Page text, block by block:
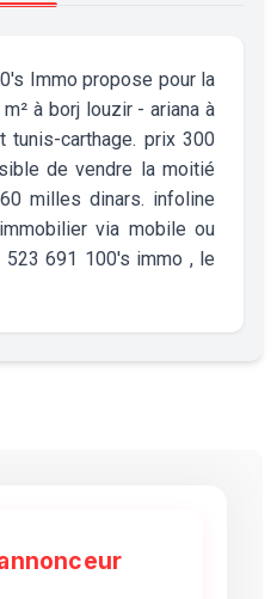
Immo propose pour la
à borj louzir - ariana à
tunis-carthage. prix 300
de vendre la moitié
milles dinars. infoline
via mobile ou
523 691 100's immo , le